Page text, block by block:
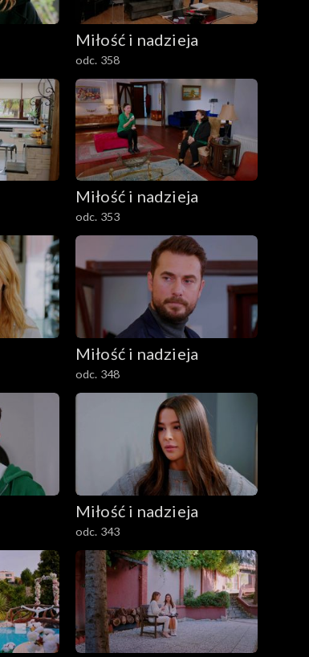
Miłość i nadzieja
odc. 358
Miłość i nadzieja
odc. 353
Miłość i nadzieja
odc. 348
Miłość i nadzieja
odc. 343